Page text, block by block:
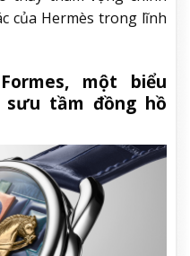
của Hermès trong lĩnh
một biểu
tầm đồng hồ